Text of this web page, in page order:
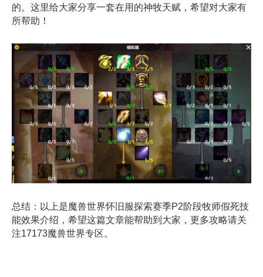
的。这里给大家分享一套在用的神牧天赋，希望对大家有
所帮助！
总结：以上是魔兽世界怀旧服探索赛季P2阶段牧师假死技
能效果介绍，希望这篇文章能帮助到大家，更多攻略请关
注17173魔兽世界专区。